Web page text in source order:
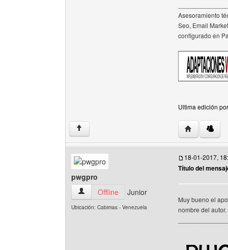
Asesoramiento
Seo, Email
configurado en
Ultima edición
↑ Visitar sitio
pwgpro
pwgpro Ver perfil del usuario
Offline Junior
Ubicación: Cabimas - Venezuela
18-01-2017,
Título del
Muy bueno el
nombre del